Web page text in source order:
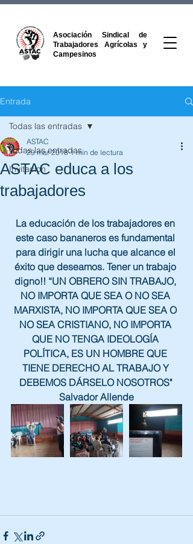
Asociación Sindical de
Trabajadores Agrícolas y
Campesinos
Entrada
Todas las entradas
Invitacion
Todas las entradas
ASTAC educa a los
trabajadores
ASTAC
29 mar 2018 1 min de lectura
La educación de los trabajadores en
este caso bananeros es fundamental
para dirigir una lucha que alcance el
éxito que deseamos. Tener un trabajo
digno!! “UN OBRERO SIN TRABAJO,
NO IMPORTA QUE SEA O NO SEA
MARXISTA, NO IMPORTA QUE SEA O
NO SEA CRISTIANO, NO IMPORTA
QUE NO TENGA IDEOLOGÍA
POLÍTICA, ES UN HOMBRE QUE
TIENE DERECHO AL TRABAJO Y
DEBEMOS DÁRSELO NOSOTROS"
Salvador Allende